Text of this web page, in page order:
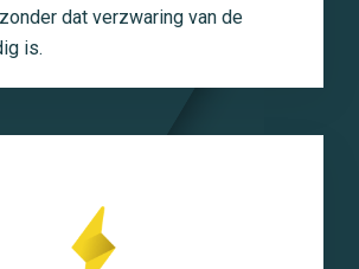
dat verzwaring van de
is.